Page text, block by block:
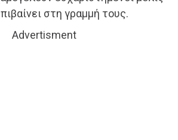
στη γραμμή τους.
Advertisment